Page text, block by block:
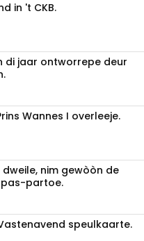
in 't CKB.
di jaar ontworrepe deur
Wannes I overleeje.
nim gewòòn de
pas-partoe.
speulkaarte.